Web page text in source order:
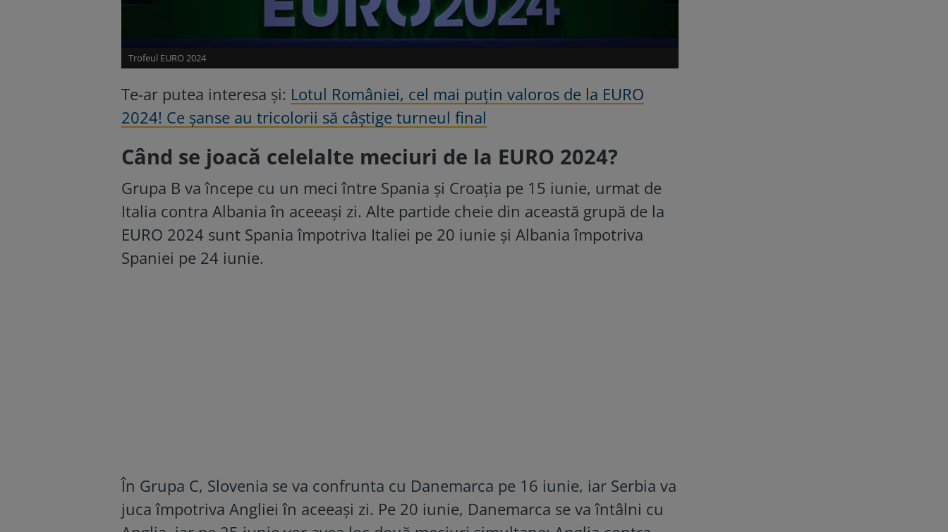
Trofeul EURO 2024
Te-ar putea interesa și: Lotul României, cel mai puţin valoros de la EURO
2024! Ce șanse au tricolorii să câștige turneul final
Când se joacă celelalte meciuri de la EURO 2024?
Grupa B va începe cu un meci între Spania și Croația pe 15 iunie, urmat de
Italia contra Albania în aceeași zi. Alte partide cheie din această grupă de la
EURO 2024 sunt Spania împotriva Italiei pe 20 iunie și Albania împotriva
Spaniei pe 24 iunie.
În Grupa C, Slovenia se va confrunta cu Danemarca pe 16 iunie, iar Serbia va
juca împotriva Angliei în aceeași zi. Pe 20 iunie, Danemarca se va întâlni cu